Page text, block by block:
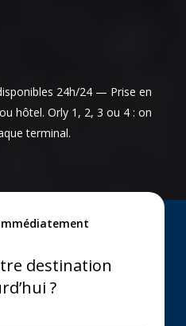
24h/24 — Prise en
hôtel. Orly 1, 2, 3 ou 4 : on
terminal.
destination
?